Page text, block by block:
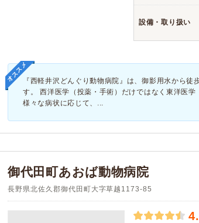
設備・取り扱い
オススメ『西軽井沢どんぐり動物病院』は、御影用水から
す。 西洋医学（投薬・手術）だけではなく東洋医学
様々な病状に応じて、...
御代田町あおば動物病院
長野県北佐久郡御代田町大字草越1173-85
生殖器系疾患 (2) 感染症系疾患 (2)
寄生虫 (2) 腫瘍・がん (2)
(2) 心の病気 (1)
往診 (2)
(0) トリミング (2)
ペットホテル (2)